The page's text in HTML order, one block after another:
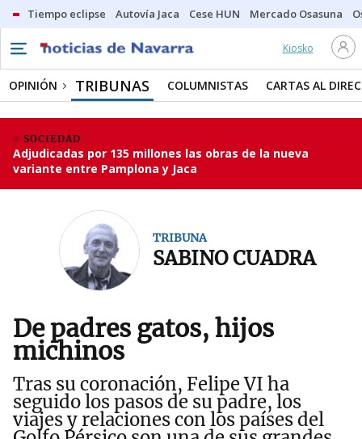
Tiempo eclipse Autovía Jaca Cese HUN Mercado Osasuna
Kiosko
OPINIÓN TRIBUNAS COLUMNISTAS CARTAS AL
SOCIEDAD
Adjudicadas por 135 millones las obras de la nueva
variante entre Pamplona y Jaca
TRIBUNA
SABINO CUADRA
De padres gatos, hijos
michinos
Tras su coronación, Felipe VI ha
seguido los pasos de su padre, los
viajes y relaciones con los países del